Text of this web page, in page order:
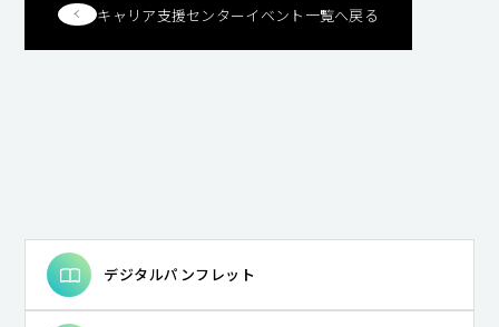
キャリア支援センターイベント一覧へ戻る
デジタルパンフレット